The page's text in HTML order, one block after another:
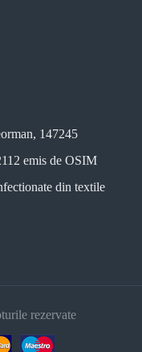
147245
emis de OSIM
din textile
rezervate